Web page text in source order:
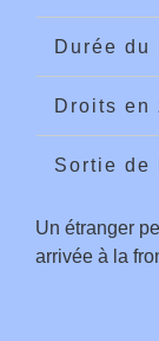
Durée du
Droits en
Sortie de
Un étranger
arrivée à la